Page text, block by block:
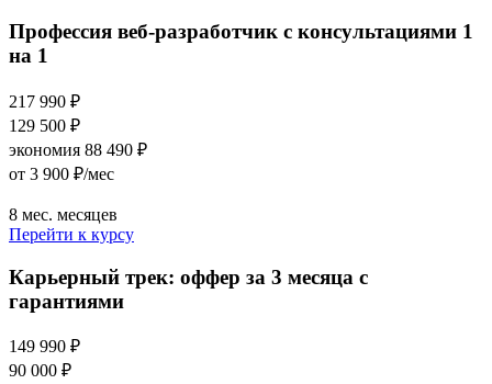
Профессия веб-разработчик с консультациями 1
на 1
217 990 ₽
129 500 ₽
экономия 88 490 ₽
от 3 900 ₽/мес
8 мес. месяцев
Перейти к курсу
Карьерный трек: оффер за 3 месяца с
гарантиями
149 990 ₽
90 000 ₽